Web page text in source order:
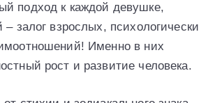
подход к каждой девушке,
– залог взрослых, психологически
Именно в них
рост и развитие человека.